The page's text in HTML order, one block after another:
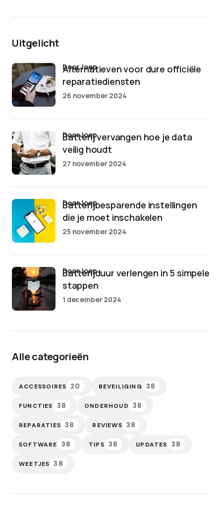
Uitgelicht
Alternatieven voor dure officiële
reparatiediensten
door Joep
26 november 2024
Batterij vervangen hoe je data
veilig houdt
door Joep
27 november 2024
Batterijbesparende instellingen
die je moet inschakelen
door Joep
25 november 2024
Batterijduur verlengen in 5 simpele
stappen
door Joep
1 december 2024
Alle categorieën
ACCESSOIRES 20 BEVEILIGING 38
FUNCTIES 38 ONDERHOUD 38
REPARATIES 38 REVIEWS 38
SOFTWARE 38 TIPS 38 UPDATES 38
WEETJES 38